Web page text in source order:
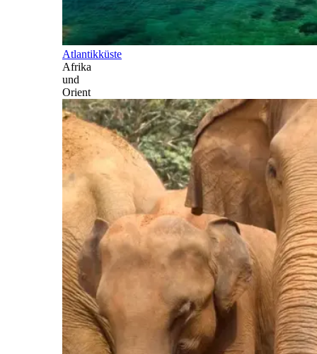
Atlantikküste
Afrika
und
Orient